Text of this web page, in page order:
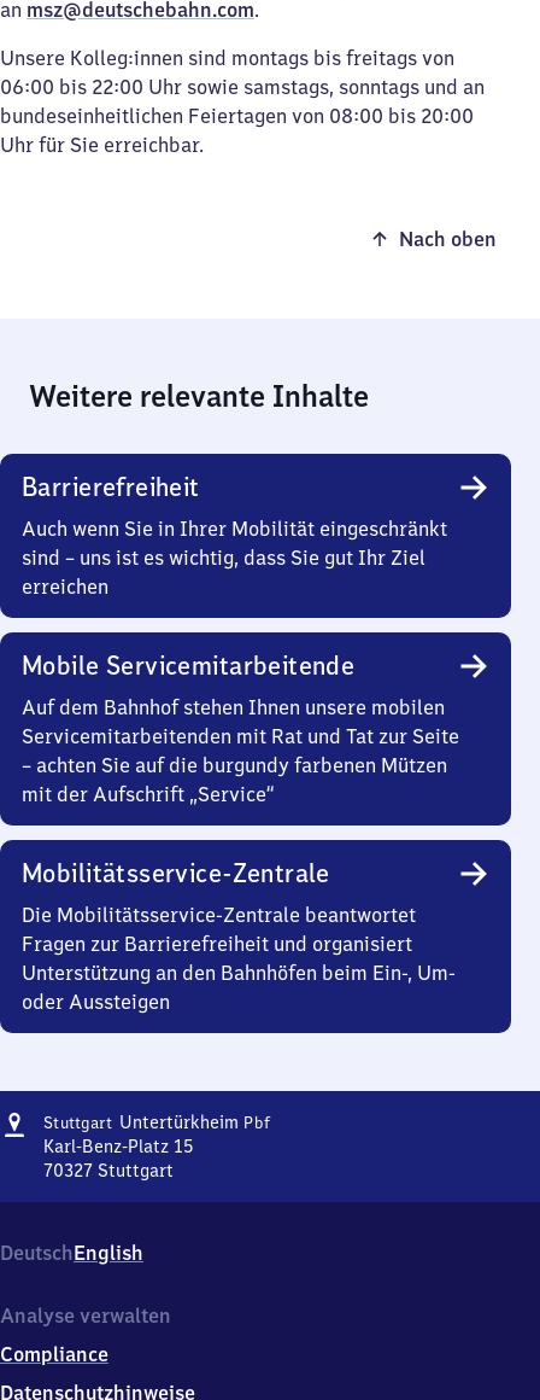
an msz@deutschebahn.com.
Unsere Kolleg:innen sind montags bis freitags von
06:00 bis 22:00 Uhr sowie samstags, sonntags und an
bundeseinheitlichen Feiertagen von 08:00 bis 20:00
Uhr für Sie erreichbar.
Nach oben
Weitere relevante Inhalte
Barrierefreiheit
Auch wenn Sie in Ihrer Mobilität eingeschränkt
sind – uns ist es wichtig, dass Sie gut Ihr Ziel
erreichen
Mobile Servicemitarbeitende
Auf dem Bahnhof stehen Ihnen unsere mobilen
Servicemitarbeitenden mit Rat und Tat zur Seite
– achten Sie auf die burgundy farbenen Mützen
mit der Aufschrift „Service“
Mobilitätsservice-Zentrale
Die Mobilitätsservice-Zentrale beantwortet
Fragen zur Barrierefreiheit und organisiert
Unterstützung an den Bahnhöfen beim Ein-, Um-
oder Aussteigen
Adresse
Stuttgart Untertürkheim PbfStuttgart-
Karl-Benz-Platz 15
70327 Stuttgart
Personenbahnhof,
Karl-
Platz
7
0
DeutschEnglish
Analyse verwalten
Compliance
Datenschutzhinweise